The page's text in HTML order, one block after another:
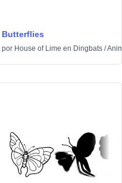
Butterflies
por House of Lime en Dingbats /